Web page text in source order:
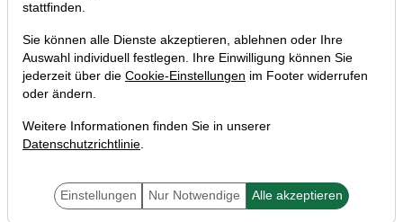
Der DRAM-Hersteller Micron (WKN: 869020) gab zuletzt
dabei die Erwartungen der Experten übertreffen. Demnach
steigerte das Unternehmen den Umsatz um 93% (!) auf 7,75
stattfinden.
Sie können alle Dienste akzeptieren, ablehnen oder Ihre
Auswahl individuell festlegen. Ihre Einwilligung können Sie
jederzeit über die Cookie-Einstellungen im Footer widerrufen
oder ändern.
Weitere Informationen finden Sie in unserer
Datenschutzrichtlinie.
Einstellungen Nur Notwendige Alle akzeptieren